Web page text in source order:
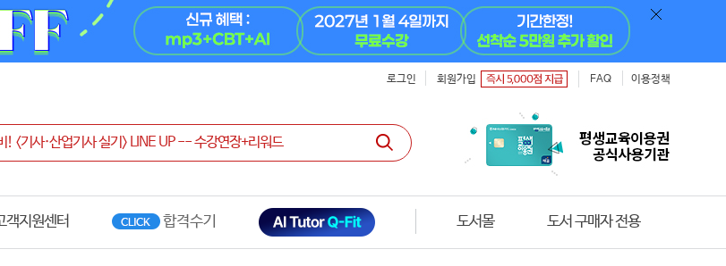
로그인 회원가입 FAQ 이용정책
객지원센터 도서몰 도서 구매자 전용